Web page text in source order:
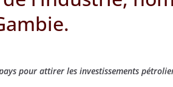
pour attirer les investissements